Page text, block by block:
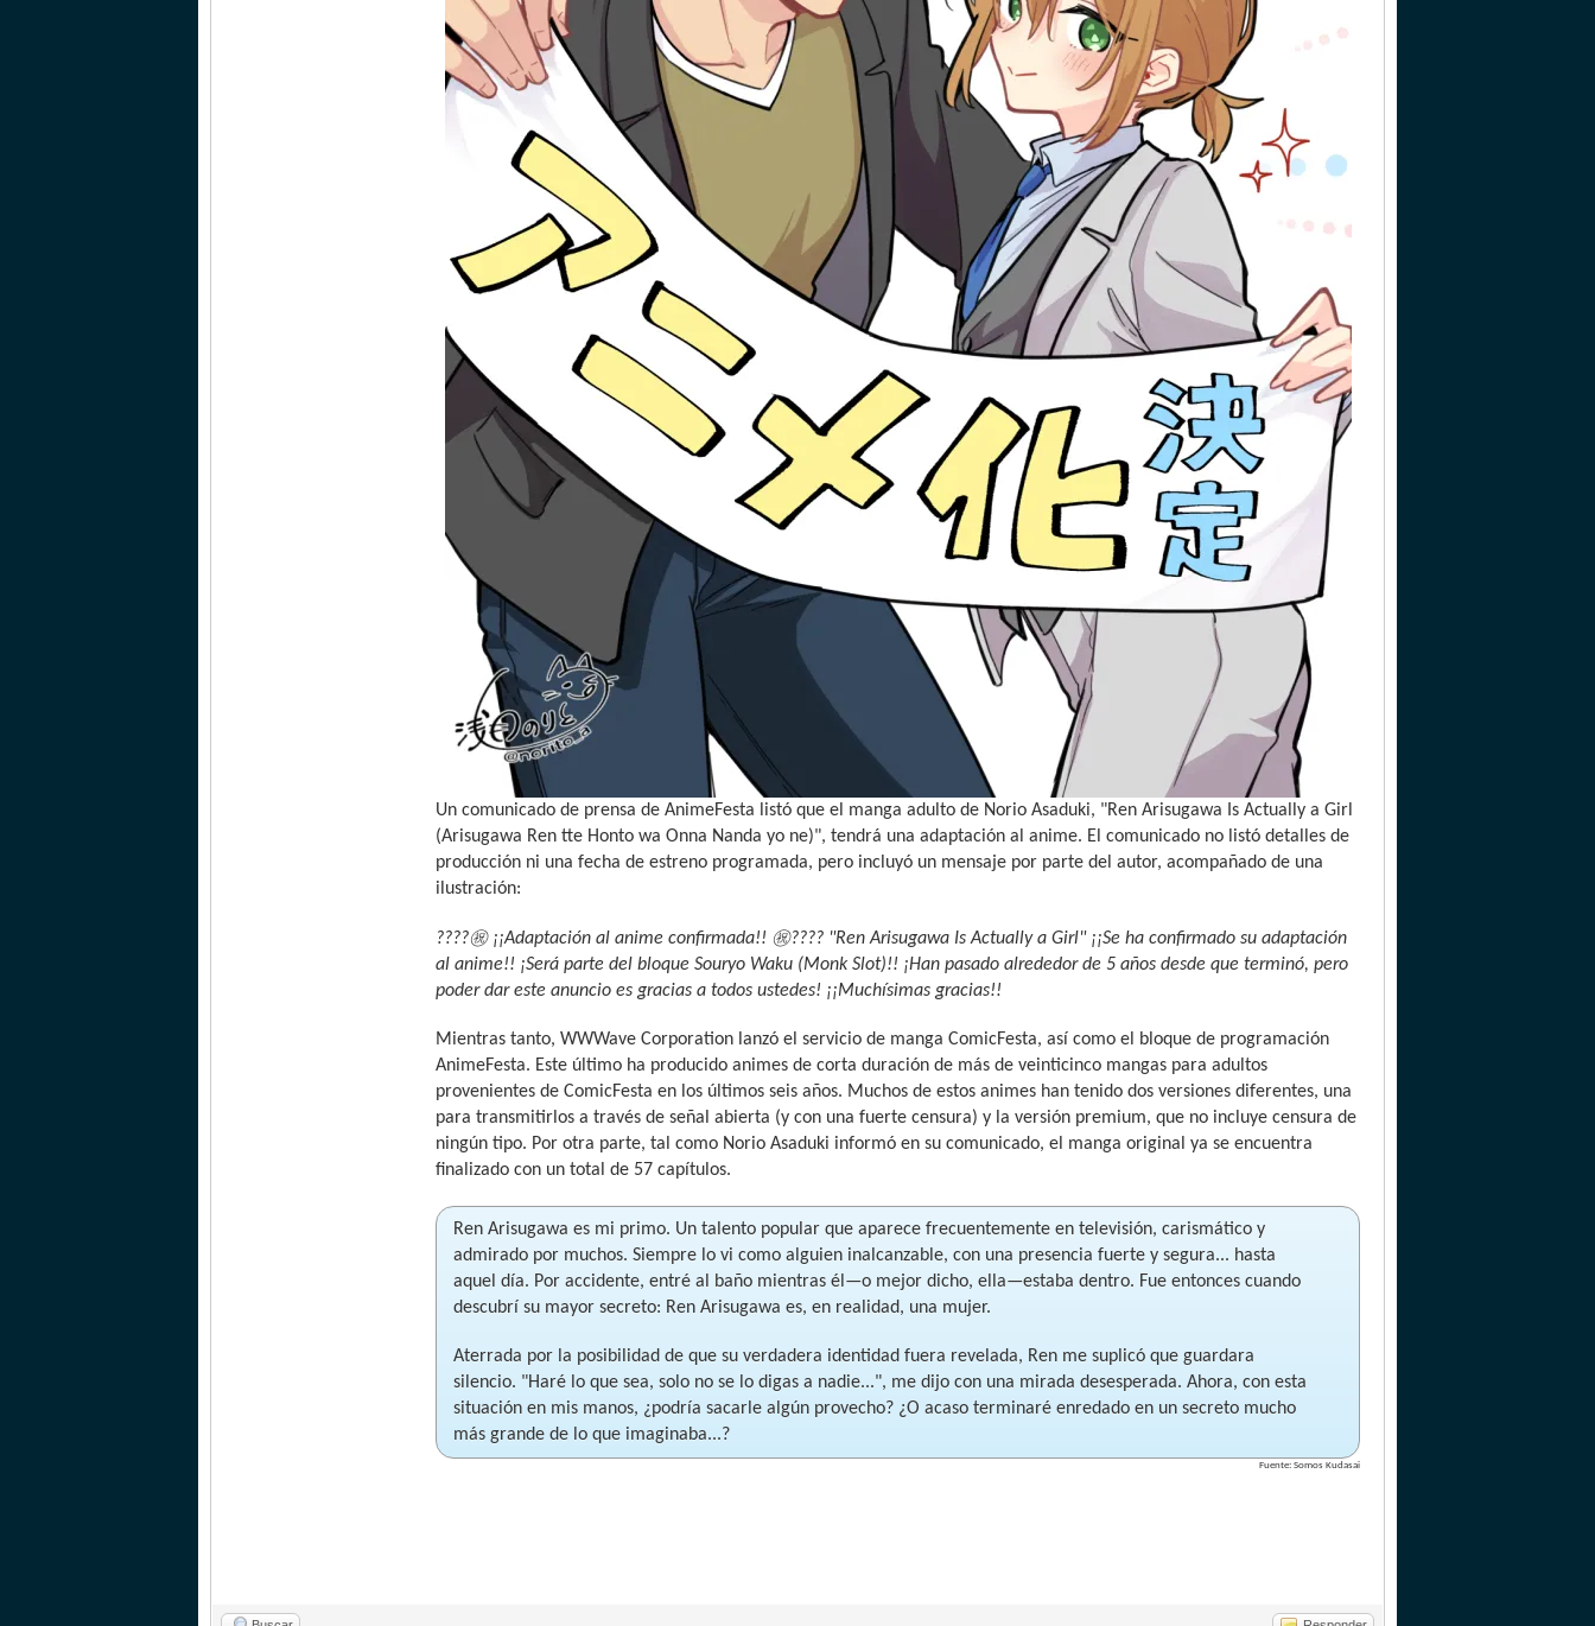
Un comunicado de prensa de AnimeFesta listó que el manga adulto de Norio Asaduki, "Ren Arisugawa Is Actually a Girl
(Arisugawa Ren tte Honto wa Onna Nanda yo ne)", tendrá una adaptación al anime. El comunicado no listó detalles de
producción ni una fecha de estreno programada, pero incluyó un mensaje por parte del autor, acompañado de una
ilustración:
????㊗️ ¡¡Adaptación al anime confirmada!! ㊗️???? "Ren Arisugawa Is Actually a Girl" ¡¡Se ha confirmado su adaptación
al anime!! ¡Será parte del bloque Souryo Waku (Monk Slot)!! ¡Han pasado alrededor de 5 años desde que terminó, pero
poder dar este anuncio es gracias a todos ustedes! ¡¡Muchísimas gracias!!
Mientras tanto, WWWave Corporation lanzó el servicio de manga ComicFesta, así como el bloque de programación
AnimeFesta. Este último ha producido animes de corta duración de más de veinticinco mangas para adultos
provenientes de ComicFesta en los últimos seis años. Muchos de estos animes han tenido dos versiones diferentes, una
para transmitirlos a través de señal abierta (y con una fuerte censura) y la versión premium, que no incluye censura de
ningún tipo. Por otra parte, tal como Norio Asaduki informó en su comunicado, el manga original ya se encuentra
finalizado con un total de 57 capítulos.
Ren Arisugawa es mi primo. Un talento popular que aparece frecuentemente en televisión, carismático y
admirado por muchos. Siempre lo vi como alguien inalcanzable, con una presencia fuerte y segura... hasta
aquel día. Por accidente, entré al baño mientras él—o mejor dicho, ella—estaba dentro. Fue entonces cuando
descubrí su mayor secreto: Ren Arisugawa es, en realidad, una mujer.
Aterrada por la posibilidad de que su verdadera identidad fuera revelada, Ren me suplicó que guardara
silencio. "Haré lo que sea, solo no se lo digas a nadie...", me dijo con una mirada desesperada. Ahora, con esta
situación en mis manos, ¿podría sacarle algún provecho? ¿O acaso terminaré enredado en un secreto mucho
más grande de lo que imaginaba...?
Fuente: Somos Kudasai